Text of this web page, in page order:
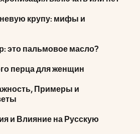
крупу: мифы и
это пальмовое масло?
перца для женщин
Примеры и
и Влияние на Русскую